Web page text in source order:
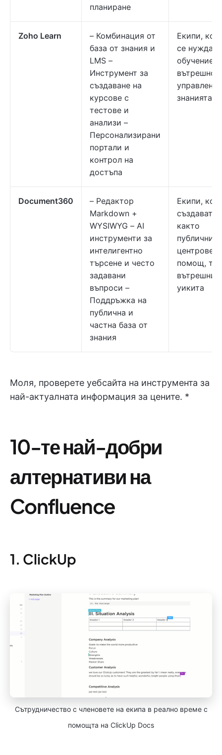
планиране
Zoho Learn
– Комбинация от
база от знания и
LMS –
Инструмент за
създаване на
курсове с
тестове и
анализи –
Персонализирани
портали и
контрол на
достъпа
Екипи,
се
обучение +
вътрешно
знанията
Document360
– Редактор
Markdown +
WYSIWYG – AI
инструменти за
интелигентно
търсене и често
задавани
въпроси –
Поддръжка на
публична и
частна база от
знания
Екипи,
създават
както
публични
центрове
помощ,
вътрешни
уикита
Моля, проверете уебсайта на инструмента за
най-актуалната информация за цените. *
10-те най-добри
алтернативи на
Confluence
1. ClickUp
Сътрудничество с членовете на екипа в реално време с
помощта на ClickUp Docs